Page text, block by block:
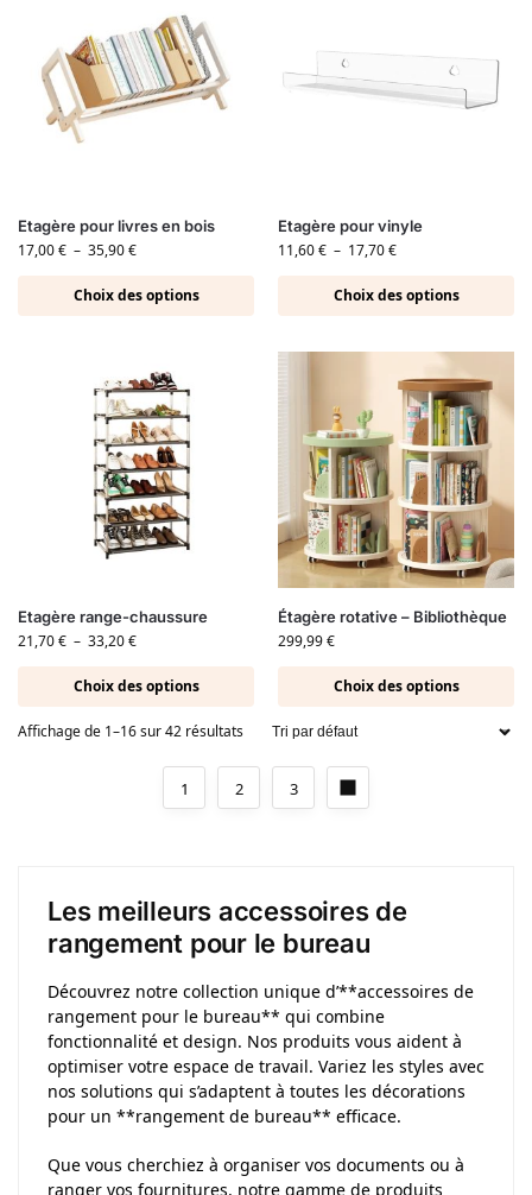
Etagère pour livres en bois
17,00€ – 35,90€
Choix des options
Etagère pour vinyle
11,60€ – 17,70€
Choix des options
Etagère range-chaussure
21,70€ – 33,20€
Choix des options
Étagère rotative – Bibliothèque
299,99€
Choix des options
Affichage de 1–16 sur 42 résultats
1 2 3
Les meilleurs accessoires de
rangement pour le bureau
Découvrez notre collection unique d’**accessoires de
rangement pour le bureau** qui combine
fonctionnalité et design. Nos produits vous aident à
optimiser votre espace de travail. Variez les styles avec
nos solutions qui s’adaptent à toutes les décorations
pour un **rangement de bureau** efficace.
Que vous cherchiez à organiser vos documents ou à
ranger vos fournitures, notre gamme de produits